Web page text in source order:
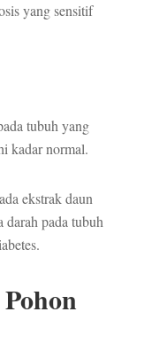
yang sensitif
tubuh yang
kadar normal.
ekstrak daun
darah pada tubuh